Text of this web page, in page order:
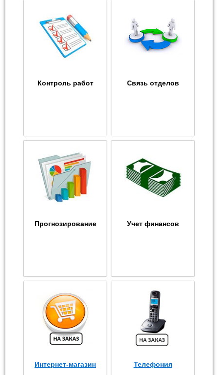
Контроль работ Связь отделов
Прогнозирование Учет финансов
Интернет-магазин Телефония